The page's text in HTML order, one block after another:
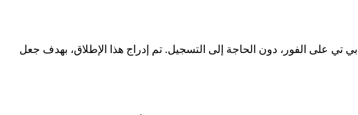
تي على الفور، دون الحاجة إلى التسجيل. تم إدراج هذا الإطلاق، بهدف جعل